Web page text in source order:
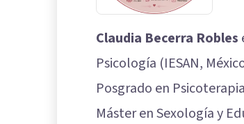
Claudia Becerra Robles
Psicología (IESAN,
Posgrado en
Máster en Sexología y